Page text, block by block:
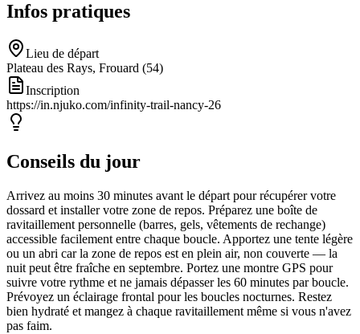
Infos pratiques
Lieu de départ
Plateau des Rays, Frouard (54)
Inscription
https://in.njuko.com/infinity-trail-nancy-26
Conseils du jour
Arrivez au moins 30 minutes avant le départ pour récupérer votre
dossard et installer votre zone de repos. Préparez une boîte de
ravitaillement personnelle (barres, gels, vêtements de rechange)
accessible facilement entre chaque boucle. Apportez une tente légère
ou un abri car la zone de repos est en plein air, non couverte — la
nuit peut être fraîche en septembre. Portez une montre GPS pour
suivre votre rythme et ne jamais dépasser les 60 minutes par boucle.
Prévoyez un éclairage frontal pour les boucles nocturnes. Restez
bien hydraté et mangez à chaque ravitaillement même si vous n'avez
pas faim.